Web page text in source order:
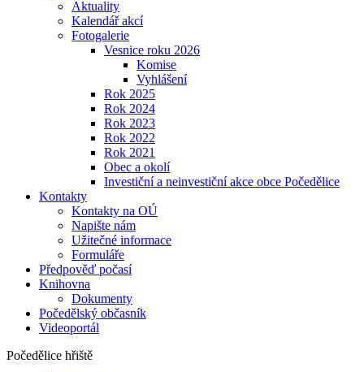
Aktuality
Kalendář akcí
Fotogalerie
Vesnice roku 2026
Komise
Vyhlášení
Rok 2025
Rok 2024
Rok 2023
Rok 2022
Rok 2021
Obec a okolí
Investiční a neinvestiční akce obce Počedělice
Kontakty
Kontakty na OÚ
Napište nám
Užitečné informace
Formuláře
Předpověď počasí
Knihovna
Dokumenty
Počedělský občasník
Videoportál
Počedělice hřiště